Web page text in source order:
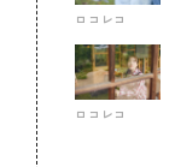
ロコレコ
ロコレコ